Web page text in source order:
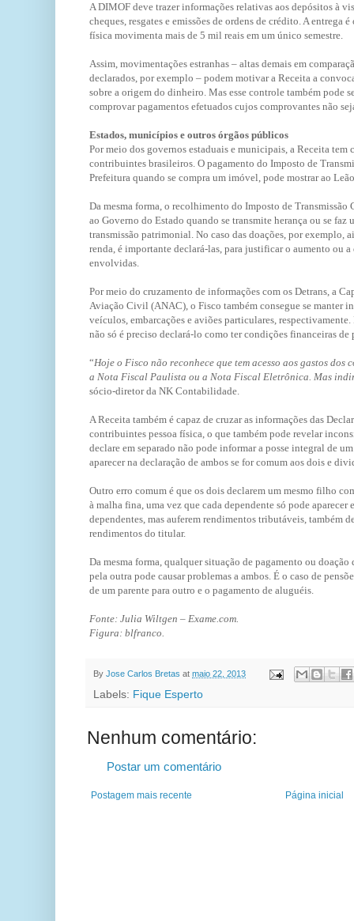
A DIMOF deve trazer informações relativas aos depósitos à
cheques, resgates e emissões de ordens de crédito. A entrega
física movimenta mais de 5 mil reais em um único semestre.
Assim, movimentações estranhas – altas demais em
declarados, por exemplo – podem motivar a Receita a
sobre a origem do dinheiro. Mas esse controle também pode
comprovar pagamentos efetuados cujos comprovantes não
Estados, municípios e outros órgãos públicos
Por meio dos governos estaduais e municipais, a Receita
contribuintes brasileiros. O pagamento do Imposto de
Prefeitura quando se compra um imóvel, pode mostrar ao
Da mesma forma, o recolhimento do Imposto de
ao Governo do Estado quando se transmite herança ou se faz
transmissão patrimonial. No caso das doações, por exemplo,
renda, é importante declará-las, para justificar o aumento ou
envolvidas.
Por meio do cruzamento de informações com os Detrans, a
Aviação Civil (ANAC), o Fisco também consegue se manter
veículos, embarcações e aviões particulares,
não só é preciso declará-lo como ter condições financeiras de
“Hoje o Fisco não reconhece que tem acesso aos gastos
a Nota Fiscal Paulista ou a Nota Fiscal Eletrônica. Mas
sócio-diretor da NK Contabilidade.
A Receita também é capaz de cruzar as informações das
contribuintes pessoa física, o que também pode revelar
declare em separado não pode informar a posse integral de
aparecer na declaração de ambos se for comum aos dois e
Outro erro comum é que os dois declarem um mesmo filho
à malha fina, uma vez que cada dependente só pode
dependentes, mas auferem rendimentos tributáveis, também
rendimentos do titular.
Da mesma forma, qualquer situação de pagamento ou
pela outra pode causar problemas a ambos. É o caso de
de um parente para outro e o pagamento de aluguéis.
Fonte: Julia Wiltgen – Exame.com.
Figura: blfranco.
By Jose Carlos Bretas at maio 22, 2013
Labels: Fique Esperto
Nenhum comentário:
Postar um comentário
Postagem mais recente Página inicial